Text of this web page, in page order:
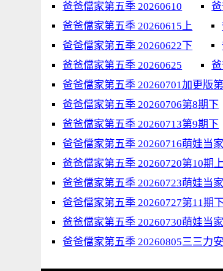
爸爸儅家第五季 20260610
爸爸儅家第五季 20260615上
爸爸儅家第五季 20260622下
爸爸儅家第五季 20260625
爸爸儅家第五季 20260701加更版
爸爸儅家第五季 20260706第8期下
爸爸儅家第五季 20260713第9期下
爸爸儅家第五季 20260716萌娃当家
爸爸儅家第五季 20260720第10期上
爸爸儅家第五季 20260723萌娃当
爸爸儅家第五季 20260727第11期
爸爸儅家第五季 20260730萌娃当
爸爸儅家第五季 20260805三三力